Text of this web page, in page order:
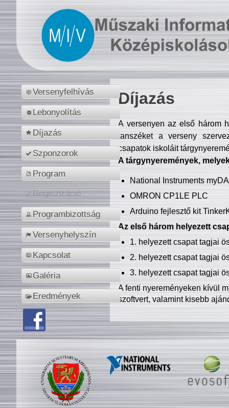
Versenyfelhívás
Lebonyolítás
Díjazás
Szponzorok
Program
Regisztráció
Programbizottság
Versenyhelyszín
Kapcsolat
Galéria
Eredmények
Díjazás
A versenyen az első három
tanszéket a verseny
csapatok iskoláit
A tárgynyeremények,
National Instruments
OMRON CP1LE PLC
Arduino fejlesztő kit
Az első három helyezett
1. helyezett csapat tagjai
2. helyezett csapat tagjai
3. helyezett csapat tagjai
A fenti nyereményeken kívül
szoftvert, valamint kisebb